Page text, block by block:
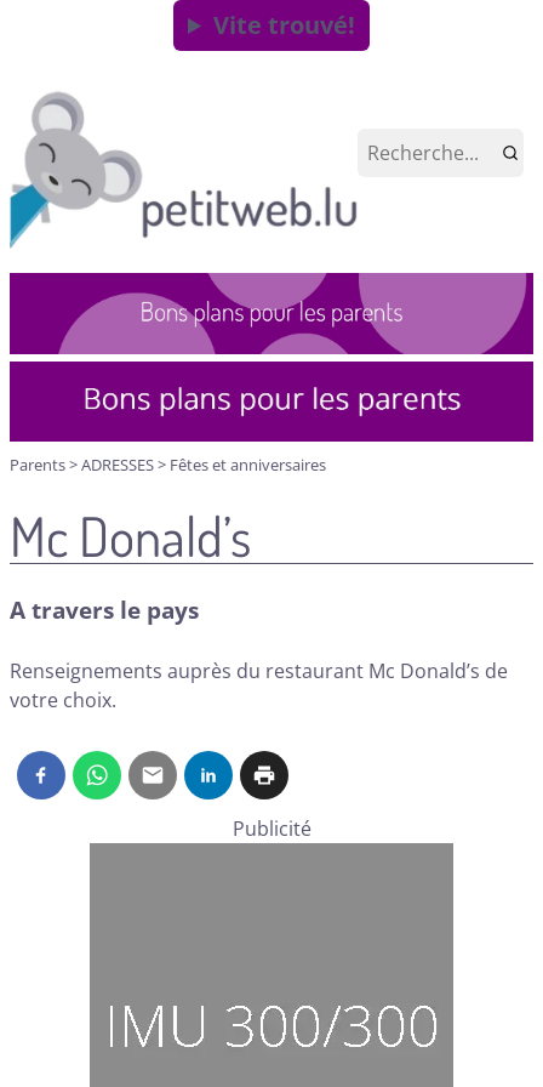
Vite trouvé!
Parents>ADRESSES> Fêtes et anniversaires
Mc Donald’s
A travers le pays
Renseignements auprès du restaurant Mc Donald’s de
votre choix.
Publicité